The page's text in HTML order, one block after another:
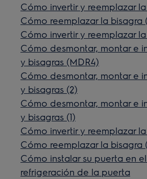
Cómo invertir y reemplazar
Cómo reemplazar la bisagra
Cómo invertir y reemplazar
Cómo desmontar, montar e
y bisagras (MDR4)
Cómo desmontar, montar e
y bisagras (2)
Cómo desmontar, montar e
y bisagras (1)
Cómo invertir y reemplazar
Cómo reemplazar la bisagra
Cómo instalar su puerta en
refrigeración de la puerta